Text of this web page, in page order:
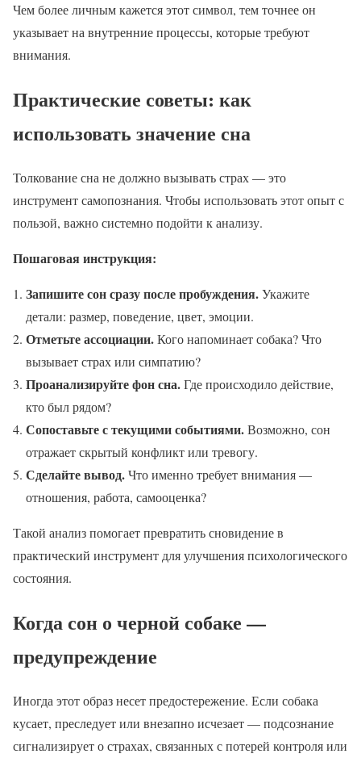
Чем более личным кажется этот символ, тем точнее он
указывает на внутренние процессы, которые требуют
внимания.
Практические советы: как
использовать значение сна
Толкование сна не должно вызывать страх — это
инструмент самопознания. Чтобы использовать этот опыт с
пользой, важно системно подойти к анализу.
Пошаговая инструкция:
Запишите сон сразу после пробуждения.Укажите
детали: размер, поведение, цвет, эмоции.
Отметьте ассоциации.Кого напоминает собака? Что
вызывает страх или симпатию?
Проанализируйте фон сна.Где происходило действие,
кто был рядом?
Сопоставьте с текущими событиями.Возможно, сон
отражает скрытый конфликт или тревогу.
Сделайте вывод.Что именно требует внимания —
отношения, работа, самооценка?
Такой анализ помогает превратить сновидение в
практический инструмент для улучшения психологического
состояния.
Когда сон о черной собаке —
предупреждение
Иногда этот образ несет предостережение. Если собака
кусает, преследует или внезапно исчезает — подсознание
сигнализирует о страхах, связанных с потерей контроля или